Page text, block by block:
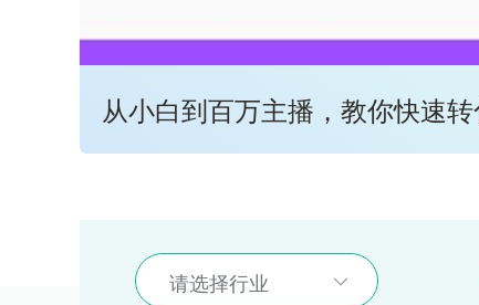
从小白到百万主播，教你快速
请选择行业